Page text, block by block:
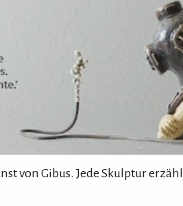
von Gibus. Jede Skulptur